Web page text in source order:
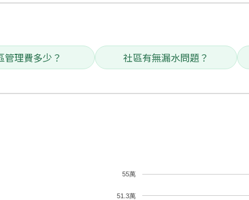
管理費多少？ 社區有無漏水問題？
51.3萬
55萬